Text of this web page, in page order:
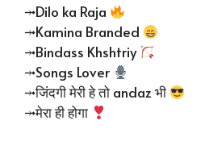
⤞Dilo ka Raja
⤞Kamina Branded
⤞Bindass Khshtriy
⤞Songs Lover
⤞जिंदगी मेरी हे तो andaz भी
⤞मेरा ही होगा